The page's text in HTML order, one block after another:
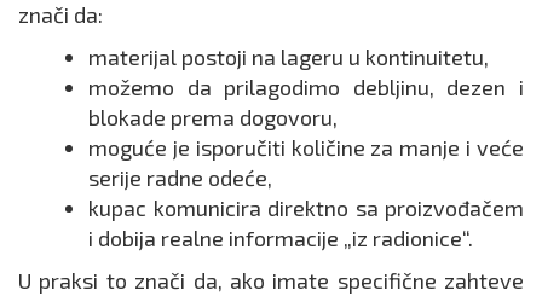
znači da:
materijal postoji na lageru u kontinuitetu,
možemo da prilagodimo debljinu, dezen i
blokade prema dogovoru,
moguće je isporučiti količine za manje i veće
serije radne odeće,
kupac komunicira direktno sa proizvođačem
i dobija realne informacije „iz radionice“.
U praksi to znači da, ako imate specifične zahteve